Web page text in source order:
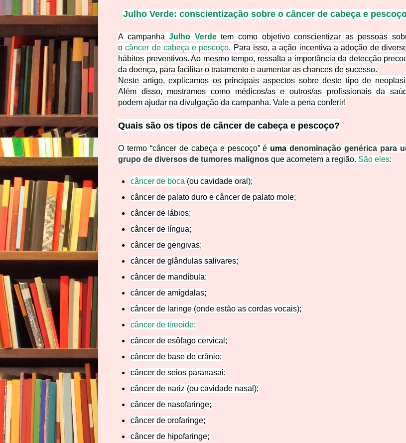
Julho Verde: conscientização sobre o câncer de cabeça e
A campanha Julho Verde tem como objetivo conscientizar as pessoas
ocâncer de cabeça e pescoço. Para isso, a ação incentiva a adoção de
hábitos preventivos. Ao mesmo tempo, ressalta a importância da detecção
da doença, para facilitar o tratamento e aumentar as chances de sucesso.
Neste artigo, explicamos os principais aspectos sobre deste tipo de
Além disso, mostramos como médicos/as e outros/as profissionais da
podem ajudar na divulgação da campanha. Vale a pena conferir!
Quais são os tipos de câncer de cabeça e pescoço?
O termo “câncer de cabeça e pescoço” é uma denominação genérica para
grupo de diversos de tumores malignos que acometem a região. São eles:
câncer de boca (ou cavidade oral);
câncer de palato duro e câncer de palato mole;
câncer de lábios;
câncer de língua;
câncer de gengivas;
câncer de glândulas salivares;
câncer de mandíbula;
câncer de amígdalas;
câncer de laringe (onde estão as cordas vocais);
câncer de tireoide;
câncer de esôfago cervical;
câncer de base de crânio;
câncer de seios paranasai;
câncer de nariz (ou cavidade nasal);
câncer de nasofaringe;
câncer de orofaringe;
câncer de hipofaringe;